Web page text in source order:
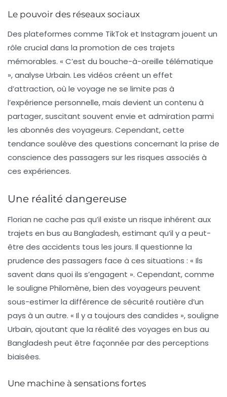
Le pouvoir des réseaux sociaux
Des plateformes comme TikTok et Instagram jouent un
rôle crucial dans la promotion de ces trajets
mémorables. « C’est du bouche-à-oreille télématique
», analyse Urbain. Les vidéos créent un effet
d’attraction, où le voyage ne se limite pas à
l’expérience personnelle, mais devient un contenu à
partager, suscitant souvent envie et admiration parmi
les abonnés des voyageurs. Cependant, cette
tendance soulève des questions concernant la prise de
conscience des passagers sur les risques associés à
ces expériences.
Une réalité dangereuse
Florian ne cache pas qu’il existe un risque inhérent aux
trajets en bus au Bangladesh, estimant qu’il y a peut-
être des accidents tous les jours. Il questionne la
prudence des passagers face à ces situations : « Ils
savent dans quoi ils s’engagent ». Cependant, comme
le souligne Philomène, bien des voyageurs peuvent
sous-estimer la différence de sécurité routière d’un
pays à un autre. « Il y a toujours des candides », souligne
Urbain, ajoutant que la réalité des voyages en bus au
Bangladesh peut être façonnée par des perceptions
biaisées.
Une machine à sensations fortes